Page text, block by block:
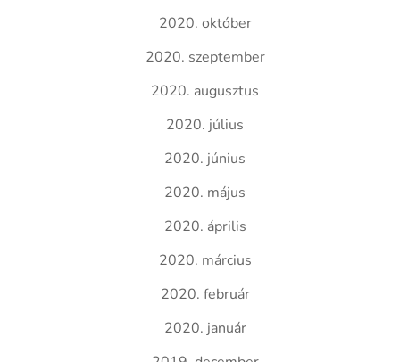
2020. október
2020. szeptember
2020. augusztus
2020. július
2020. június
2020. május
2020. április
2020. március
2020. február
2020. január